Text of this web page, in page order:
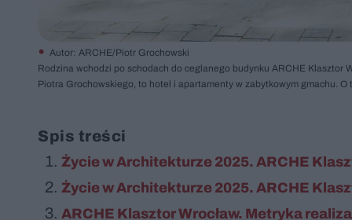
Autor: ARCHE/Piotr Grochowski
Rodzina wchodzi po schodach do ceglanego budynku ARCHE Klasztor
Piotra Grochowskiego, to hotel i apartamenty w zabytkowym gmachu.
Spis treści
Życie w Architekturze 2025. ARCHE
Życie w Architekturze 2025. ARCHE
ARCHE Klasztor Wrocław. Metryka